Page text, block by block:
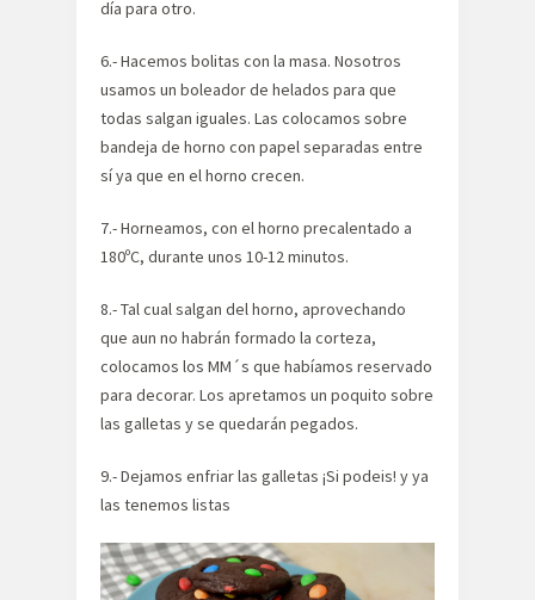
día para otro.
6.- Hacemos bolitas con la masa. Nosotros
usamos un boleador de helados para que
todas salgan iguales. Las colocamos sobre
bandeja de horno con papel separadas entre
sí ya que en el horno crecen.
7.- Horneamos, con el horno precalentado a
180ºC, durante unos 10-12 minutos.
8.- Tal cual salgan del horno, aprovechando
que aun no habrán formado la corteza,
colocamos los MM´s que habíamos reservado
para decorar. Los apretamos un poquito sobre
las galletas y se quedarán pegados.
9.- Dejamos enfriar las galletas ¡Si podeis! y ya
las tenemos listas